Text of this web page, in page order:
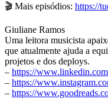
🎬 Mais episódios: https://
Giuliane Ramos
Uma leitora musicista
que atualmente ajuda a
projetos e dos deploys.
– https://
– https://
– https://